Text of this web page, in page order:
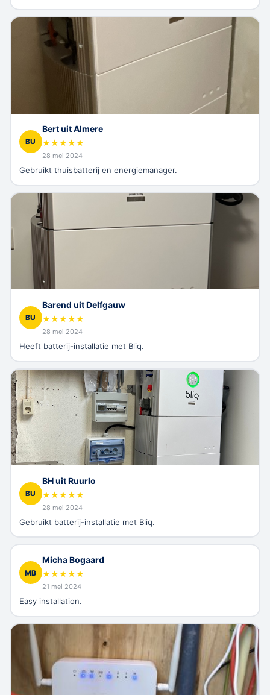
BU
Bert uit Almere
★★★★★
28 mei 2024
Gebruikt thuisbatterij en energiemanager.
BU
Barend uit Delfgauw
★★★★★
28 mei 2024
Heeft batterij-installatie met Bliq.
BU
BH uit Ruurlo
★★★★★
28 mei 2024
Gebruikt batterij-installatie met Bliq.
MB
Micha Bogaard
★★★★★
21 mei 2024
Easy installation.